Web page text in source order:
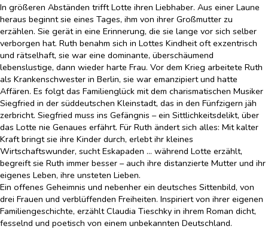
In größeren Abständen trifft Lotte ihren Liebhaber. Aus einer Laune
heraus beginnt sie eines Tages, ihm von ihrer Großmutter zu
erzählen. Sie gerät in eine Erinnerung, die sie lange vor sich selber
verborgen hat. Ruth benahm sich in Lottes Kindheit oft exzentrisch
und rätselhaft, sie war eine dominante, überschäumend
lebenslustige, dann wieder harte Frau. Vor dem Krieg arbeitete Ruth
als Krankenschwester in Berlin, sie war emanzipiert und hatte
Affären. Es folgt das Familienglück mit dem charismatischen Musiker
Siegfried in der süddeutschen Kleinstadt, das in den Fünfzigern jäh
zerbricht. Siegfried muss ins Gefängnis – ein Sittlichkeitsdelikt, über
das Lotte nie Genaues erfährt. Für Ruth ändert sich alles: Mit kalter
Kraft bringt sie ihre Kinder durch, erlebt ihr kleines
Wirtschaftswunder, sucht Eskapaden … während Lotte erzählt,
begreift sie Ruth immer besser – auch ihre distanzierte Mutter und ihr
eigenes Leben, ihre unsteten Lieben.
Ein offenes Geheimnis und nebenher ein deutsches Sittenbild, von
drei Frauen und verblüffenden Freiheiten. Inspiriert von ihrer eigenen
Familiengeschichte, erzählt Claudia Tieschky in ihrem Roman dicht,
fesselnd und poetisch von einem unbekannten Deutschland.